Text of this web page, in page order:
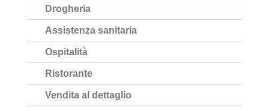
Drogheria
Assistenza sanitaria
Ospitalità
Ristorante
Vendita al dettaglio